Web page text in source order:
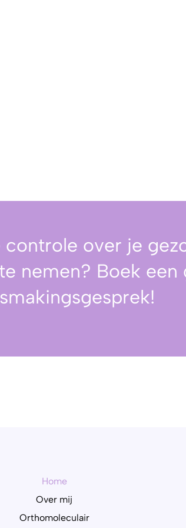
controle over je
nemen? Boek een
Home
Over mij
Orthomoleculair